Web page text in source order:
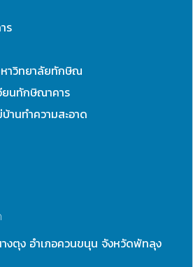
ร
หาวิทยาลัยทักษิณ
ยนทักษิณาคาร
านทำความสะอาด
งตุง อำเภอควนขนุน จังหวัดพัทลุง